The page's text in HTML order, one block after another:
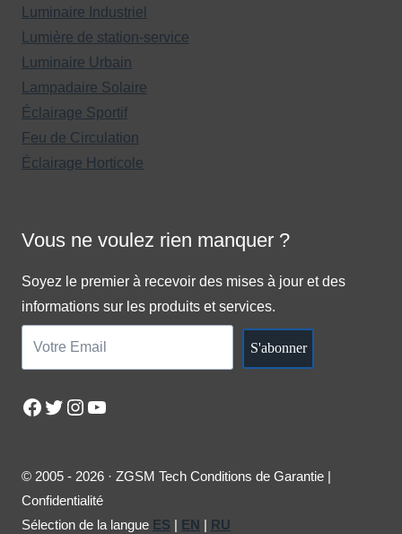
Luminaire Industriel
Lumière de station-service
Luminaire Urbain
Lampadaire Solaire
Éclairage Sportif
Feu de Circulation
Éclairage Horticole
Vous ne voulez rien manquer ?
Soyez le premier à recevoir des mises à jour et des
informations sur les produits et services.
S'abonner
Facebook
Twitter
Instagram
YouTube
© 2005 - 2026 · ZGSM Tech Conditions de Garantie |
Confidentialité
Sélection de la langue ES | EN | RU